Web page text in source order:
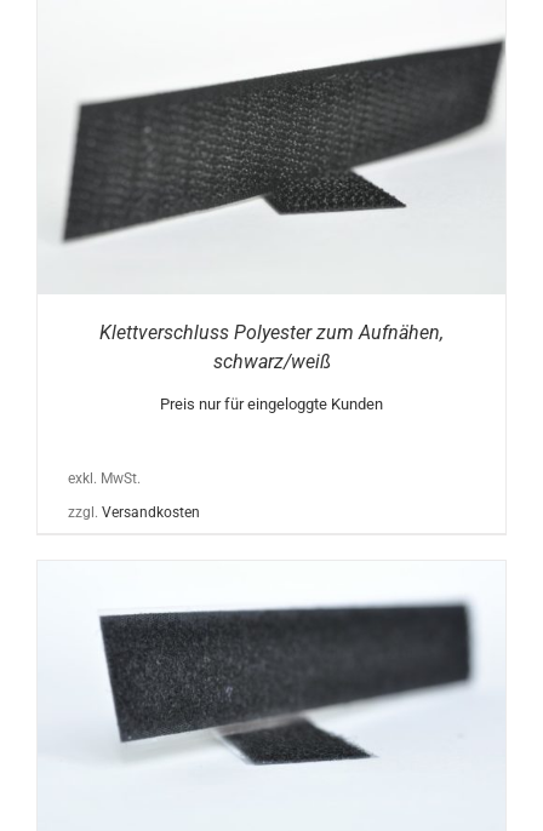
Klettverschluss Polyester zum Aufnähen,
schwarz/weiß
Preis nur für eingeloggte Kunden
exkl. MwSt.
zzgl. Versandkosten